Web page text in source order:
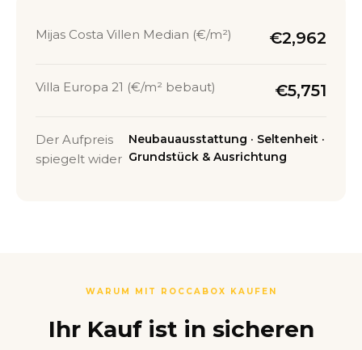
Mijas Costa Villen Median (€/m²) €2,962
Villa Europa 21 (€/m² bebaut) €5,751
Der Aufpreis
spiegelt wider
Neubauausstattung · Seltenheit ·
Grundstück & Ausrichtung
WARUM MIT ROCCABOX KAUFEN
Ihr Kauf ist in sicheren